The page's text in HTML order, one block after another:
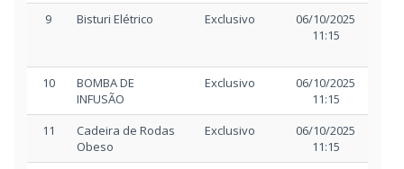
9 Bisturi Elétrico Exclusivo
06/10/2025
11:15
10
BOMBA DE
INFUSÃO
Exclusivo
06/10/2025
11:15
11
Cadeira de Rodas
Obeso
Exclusivo
06/10/2025
11:15